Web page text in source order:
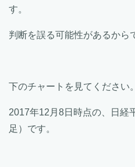
す。
判断を誤る可能性があるから
下のチャートを見てください。
2017年12月8日時点の、日経
足）です。